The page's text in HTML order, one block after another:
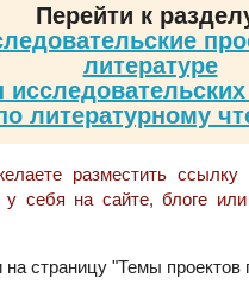
Перейти к
литературе
литературному
разместить ссылку
у себя на сайте, блоге
страницу "Темы проектов